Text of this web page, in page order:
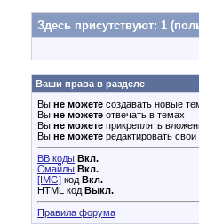
Здесь присутствуют: 1
Ваши права в разделе
Вы не можете создавать новые
Вы не можете отвечать в темах
Вы не можете прикреплять
Вы не можете редактировать
BB коды Вкл.
Смайлы Вкл.
[IMG] код Вкл.
HTML код Выкл.
Правила форума